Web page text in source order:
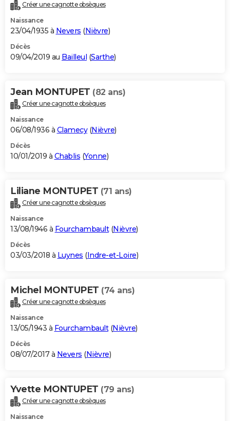
Créer une cagnotte obsèques
Naissance
23/04/1935 à Nevers (Nièvre)
Décès
09/04/2019 au Bailleul (Sarthe)
Jean MONTUPET (82 ans)
Créer une cagnotte obsèques
Naissance
06/08/1936 à Clamecy(Nièvre)
Décès
10/01/2019 à Chablis (Yonne)
Liliane MONTUPET (71 ans)
Créer une cagnotte obsèques
Naissance
13/08/1946 à Fourchambault(Nièvre)
Décès
03/03/2018 à Luynes (Indre-et-Loire)
Michel MONTUPET (74 ans)
Créer une cagnotte obsèques
Naissance
13/05/1943 à Fourchambault(Nièvre)
Décès
08/07/2017 à Nevers (Nièvre)
Yvette MONTUPET (79 ans)
Créer une cagnotte obsèques
Naissance